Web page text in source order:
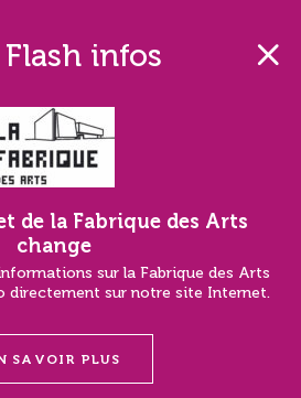
Flash infos
de la Fabrique des Arts
change
sur la Fabrique des Arts
directement sur notre site Internet.
SAVOIR PLUS